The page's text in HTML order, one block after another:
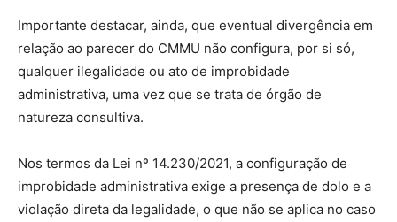
Importante destacar, ainda, que eventual divergência em
relação ao parecer do CMMU não configura, por si só,
qualquer ilegalidade ou ato de improbidade
administrativa, uma vez que se trata de órgão de
natureza consultiva.
Nos termos da Lei nº 14.230/2021, a configuração de
improbidade administrativa exige a presença de dolo e a
violação direta da legalidade, o que não se aplica no caso